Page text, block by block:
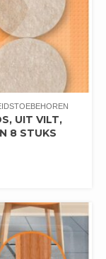
UIT VILT,
8 STUKS